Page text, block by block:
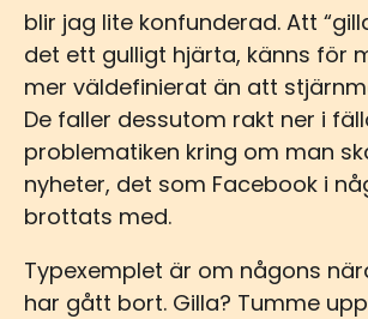
blir jag lite konfunderad. Att
det ett gulligt hjärta, känns för
mer väldefinierat än att
De faller dessutom rakt ner i
problematiken kring om man
nyheter, det som Facebook i
brottats med.
Typexemplet är om någons
har gått bort. Gilla? Tumme